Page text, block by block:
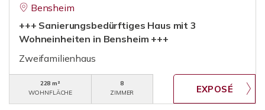
Bensheim
+++ Sanierungsbedürftiges Haus mit 3
Wohneinheiten in Bensheim +++
Zweifamilienhaus
228 m²
WOHNFLÄCHE
8
ZIMMER